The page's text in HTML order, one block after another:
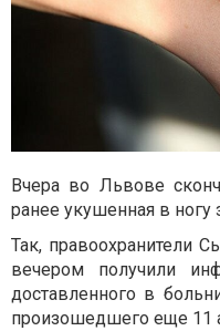
Вчера во Львове
ранее укушенная в ногу
Так, правоохранители
вечером получили
доставленного в
произошедшего еще 11